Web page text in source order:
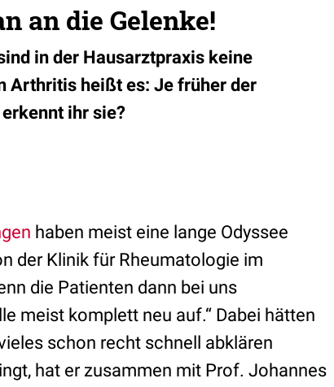
an die Gelenke!
in der Hausarztpraxis keine
Arthritis heißt es: Je früher der
ihr sie?
haben meist eine lange Odyssee
der Klinik für Rheumatologie im
die Patienten dann bei uns
meist komplett neu auf.“ Dabei hätten
schon recht schnell abklären
hat er zusammen mit Prof. Johannes